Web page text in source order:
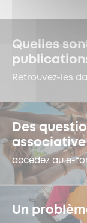
Quelles
Retrouvez-les
Des
associative
accédez au e-
Un